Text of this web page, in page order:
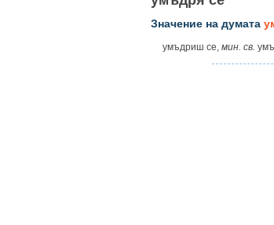
Значение на думата
умъдриш се, мин. св.